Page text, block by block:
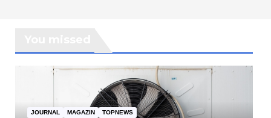
JOURNAL MAGAZIN TOPNEWS